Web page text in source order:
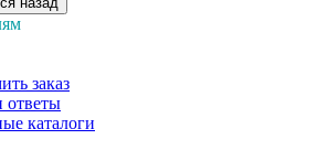
заказ
ответы
каталоги